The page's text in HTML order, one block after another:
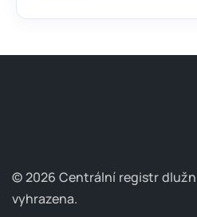
© 2026 Centrální registr
vyhrazena.